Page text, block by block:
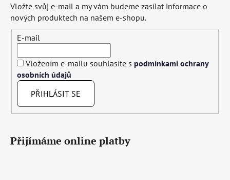
Vložte svůj e-mail a my vám budeme zasílat informace o
nových produktech na našem e-shopu.
E-mail
Vložením e-mailu souhlasíte s podmínkami ochrany
osobních údajů
PŘIHLÁSIT SE
Přijímáme online platby